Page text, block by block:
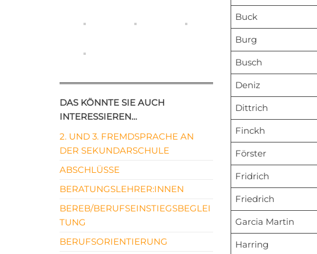
Buck
Burg
Busch
Deniz
Dittrich
Finckh
Förster
Fridrich
Friedrich
Garcia Martin
Harring
DAS KÖNNTE SIE AUCH
INTERESSIEREN…
2. UND 3. FREMDSPRACHE AN
DER SEKUNDARSCHULE
ABSCHLÜSSE
BERATUNGSLEHRER:INNEN
BEREB/BERUFSEINSTIEGSBEGLEI
TUNG
BERUFSORIENTIERUNG